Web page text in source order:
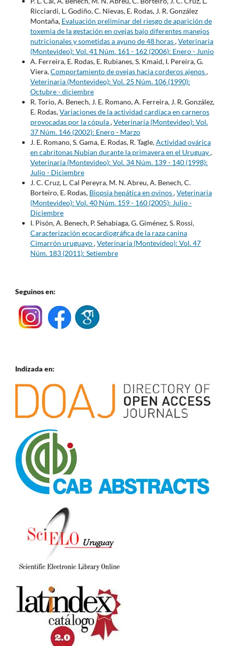
Ricciardi, L. Godiño, C. Nievas, E. Rodas, J. R. González
Montaña, Evaluación preliminar del riesgo de aparición de
toxemia de la gestación en ovejas bajo diferentes manejos
nutricionales y sometidas a ayuno de 48 horas,Veterinaria
(Montevideo): Vol. 41 Núm. 161 - 162 (2006): Enero - Junio
A. Ferreira, E. Rodas, E. Rubianes, S. Kmaid, I. Pereira, G.
Viera,Comportamiento de ovejas hacia corderos ajenos,
Veterinaria (Montevideo): Vol. 25 Núm. 106 (1990):
Octubre - diciembre
R. Torio, A. Benech, J. E. Romano, A. Ferreira, J. R. González,
E. Rodas,Variaciones de la actividad cardíaca en carneros
provocadas por la cópula,Veterinaria (Montevideo): Vol.
37 Núm. 146 (2002): Enero - Marzo
J. E. Romano, S. Gama, E. Rodas, R. Tagle,Actividad ovárica
en cabritonas Nubian durante la primavera en el Uruguay,
Veterinaria (Montevideo): Vol. 34 Núm. 139 - 140 (1998):
Julio - Diciembre
J. C. Cruz, L. Cal Pereyra, M. N. Abreu, A. Benech, C.
Borteiro, E. Rodas, Biopsia hepática en ovinos,Veterinaria
(Montevideo): Vol. 40 Núm. 159 - 160 (2005): Julio -
Diciembre
I. Pisón, A. Benech, P. Sehabiaga, G. Giménez, S. Rossi,
Caracterización ecocardiográfica de la raza canina
Cimarrón uruguayo,Veterinaria (Montevideo): Vol. 47
Núm. 183 (2011): Setiembre
Seguinos en:
Indizada en: